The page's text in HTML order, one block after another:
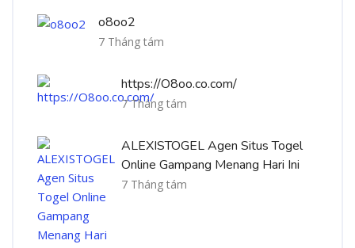
o8oo2
7 Tháng tám
https://O8oo.co.com/
7 Tháng tám
ALEXISTOGEL Agen Situs Togel
Online Gampang Menang Hari Ini
7 Tháng tám